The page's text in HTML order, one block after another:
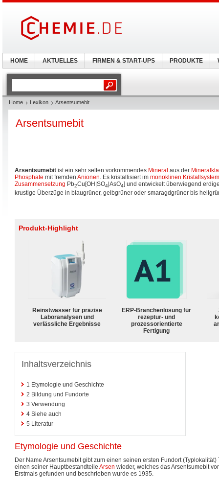
Home Lexikon Arsentsumebit
Arsentsumebit
Arsentsumebit ist ein sehr selten vorkommendes Mineral aus der
Phosphate mit fremden Anionen. Es kristallisiert im monoklinen Kristallsystem
Zusammensetzung Pb2Cu[OH|SO4 |AsO4] und entwickelt überwiegend
krustige Überzüge in blaugrüner, gelbgrüner oder smaragdgrüner bis
Produkt-Highlight
Reinstwasser für präzise
Laboranalysen und
verlässliche Ergebnisse
ERP-Branchenlösung für
rezeptur- und
prozessorientierte
Fertigung
Inhaltsverzeichnis
1 Etymologie und Geschichte
2 Bildung und Fundorte
3 Verwendung
4 Siehe auch
5 Literatur
Etymologie und Geschichte
Der Name Arsentsumebit gibt zum einen seinen ersten Fundort
einen seiner Hauptbestandteile Arsen wieder, welches das Arsentsumebit
Erstmals gefunden und beschrieben wurde es 1935.
HOME AKTUELLES FIRMEN & START-UPS PRODUKTE